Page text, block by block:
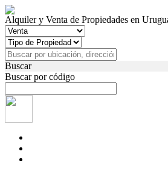
Alquiler y Venta de Propiedades en
Buscar
Buscar por código